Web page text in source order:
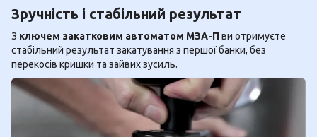
Зручність і стабільний результат
З ключем закатковим автоматом МЗА-П ви отримуєте
стабільний результат закатування з першої банки, без
перекосів кришки та зайвих зусиль.